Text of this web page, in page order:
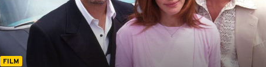
FILM